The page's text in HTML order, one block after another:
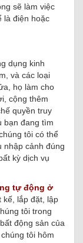
sẽ làm việc
là điện hoặc
dụng kinh
và các loại
họ làm cho
cộng thêm
quyền truy
bạn đang tìm
tôi có thể
nhập cảnh đúng
kỳ dịch vụ
tự động ở
kế, lắp đặt, lập
tôi trong
động sản của
tôi hôm